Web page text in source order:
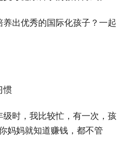
出优秀的国际化孩子？一起
惯
时，我比较忙，有一次，孩
妈妈就知道赚钱，都不管